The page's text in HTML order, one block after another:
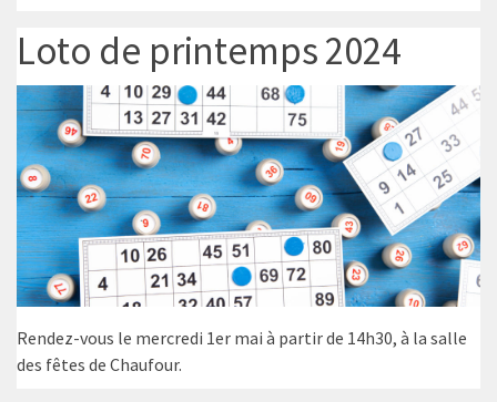
Loto de printemps 2024
Rendez-vous le mercredi 1er mai à partir de 14h30, à la salle
des fêtes de Chaufour.